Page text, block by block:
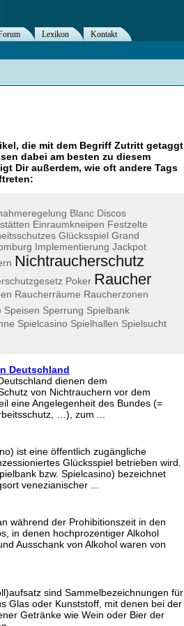
die mit dem Begriff Zutritt getaggt
dabei am besten zu diesem
Dir außerdem, wie oft andere Tags
Blanc Discos
Einraumkneipen Festzelte
Glücksspiel Grand
Implementierung Jackpot
Nichtraucherschutz
Poker Raucher
Raucherräume Raucherzonen
Speisen Sperrung Spielbank
Spielcasino Spielhallen Spielsucht
Deutschland
dienen dem
von Nichtrauchern vor dem
eine Angelegenheit des Bundes (=
…), zum ...
ist eine öffentlich zugängliche
Glücksspiel betrieben wird.
bzw. Spielcasino) bezeichnet
venezianischer ...
während der Prohibitionszeit in den
in denen hochprozentiger Alkohol
Ausschank von Alkohol waren von
sind Sammelbezeichnungen für
Glas oder Kunststoff, mit denen bei der
Getränke wie Wein oder Bier der
Lexikon
Kontakt